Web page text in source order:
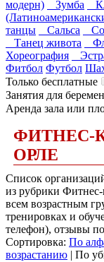
модерн)
Зумба
танцы
Сальса
Танец живота
Хореография
Фитбол Футбол
Только бесплатные
Занятия для
Аренда зала или
ФИТНЕС-
ОРЛЕ
Список
из рубрики
всем возрастным
тренировках и
телефон), отзывы
Сортировка: По
возрастанию | По